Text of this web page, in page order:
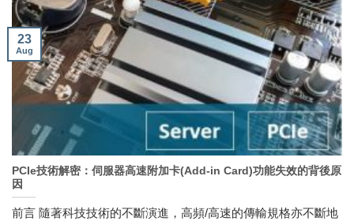
PCIe技術解密：伺服器高速附加卡(Add-in Card)功能失效的背後原
因
前言 隨著科技技術的不斷演進，高頻/高速的傳輸規格亦不斷地
23
Aug